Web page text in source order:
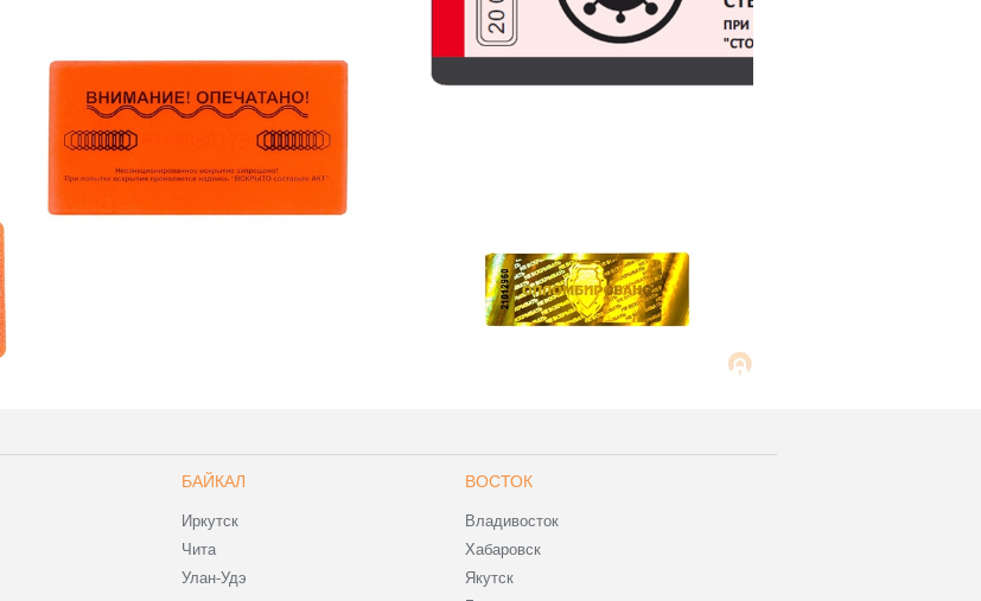
БАЙКАЛ
Иркутск
Чита
Улан-Удэ
ВОСТОК
Владивосток
Хабаровск
Якутск